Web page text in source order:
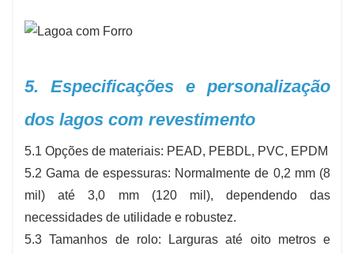
5. Especificações e personalização
dos lagos com revestimento
5.1 Opções de materiais: PEAD, PEBDL, PVC, EPDM
5.2 Gama de espessuras: Normalmente de 0,2 mm (8
mil) até 3,0 mm (120 mil), dependendo das
necessidades de utilidade e robustez.
5.3 Tamanhos de rolo: Larguras até oito metros e